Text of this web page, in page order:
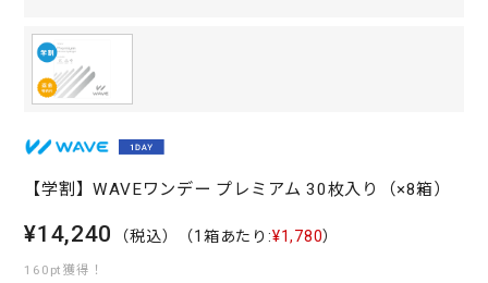
【学割】WAVEワンデー プレミアム 30枚入り（×8箱）
¥14,240 （税込） （1箱あたり:¥1,780）
160pt獲得！